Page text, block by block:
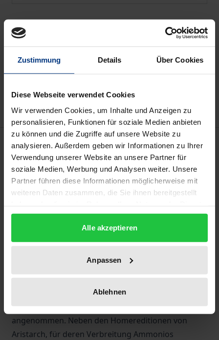
Zustimmung Details Über Cookies
Diese Webseite verwendet Cookies
Wir verwenden Cookies, um Inhalte und Anzeigen zu
personalisieren, Funktionen für soziale Medien anbieten
zu können und die Zugriffe auf unsere Website zu
analysieren. Außerdem geben wir Informationen zu Ihrer
Verwendung unserer Website an unsere Partner für
soziale Medien, Werbung und Analysen weiter. Unsere
Partner führen diese Informationen möglicherweise mit
weiteren Daten zusammen, die Sie ihnen bereitgestellt
gesammelt haben.
Alle akzeptieren
Anpassen
Ablehnen
kann die MwSt. an der Kasse variieren.
In den Warenkorb
Hinweise zu Versandkosten
Beschreibung
Ammonios von Alexandria, der wohl bedeutendste
Schüler Aristarchs und dessen Nachfolger als Leiter
der Bibliothek von Alexandria, spielt eine zentrale
Rolle in der Geschichte der hellenistischen
Philologie. In der hier vorliegenden kritischen
erstmals systematisch zusammengetragen, ins
Italienische übersetzt, umfassend kommentiert und
analysiert. So wird gezeigt, dass das Werk von
Ammonios weitaus umfangreicher ist als bislang
angenommen. Neben den Homereditionen von
Aristarch, für deren Verbreitung Ammonios